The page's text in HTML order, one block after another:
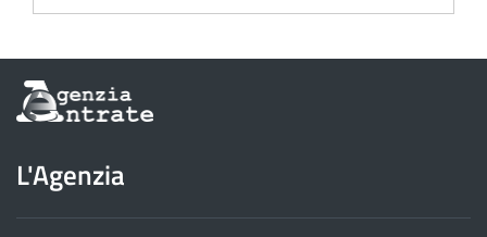
Informazioni
sul
dell'Agenzia
delle
Entrate
L'Agenzia